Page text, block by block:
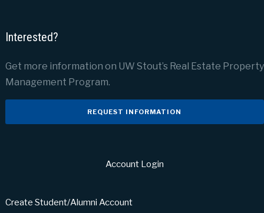
Interested?
Get more information on UW Stout’s Real Estate Property
Management Program.
REQUEST INFORMATION
Account Login
Create Student/Alumni Account